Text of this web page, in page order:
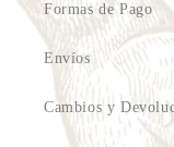
Formas de Pago
Envíos
Cambios y